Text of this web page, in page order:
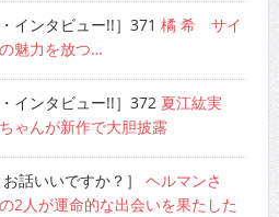
インタビュー!!］371 橘 希 サイ
魅力を放つ…
インタビュー!!］372 夏江紘実
ゃんが新作で大胆披露
話いいですか？］ ヘルマンさ
2人が運命的な出会いを果たした